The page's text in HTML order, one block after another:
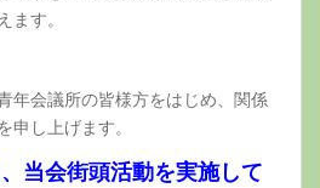
ます。
年会議所の皆様方をはじめ、関係
申し上げます。
当会街頭活動を実施して